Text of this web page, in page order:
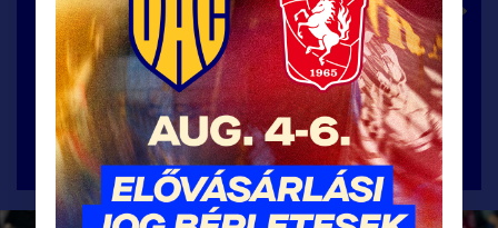
FC
Twente
Enschede
DAC
1904
A MÉRKŐZÉS RÉSZLETEI